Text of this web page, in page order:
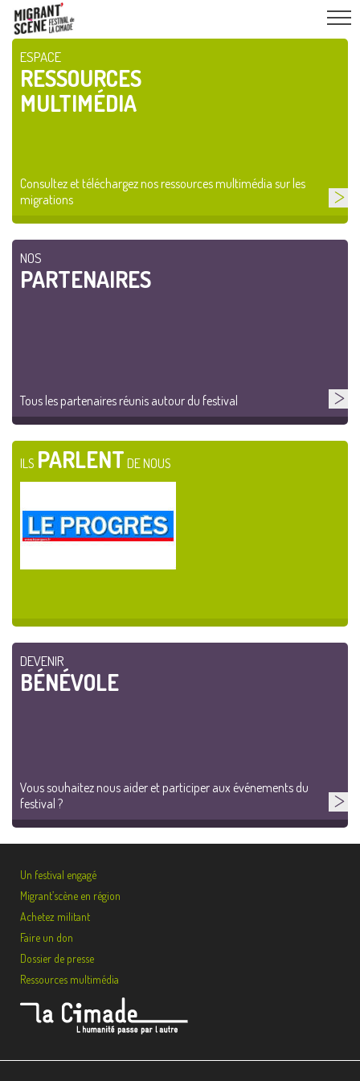
ESPACE
RESSOURCES
MULTIMÉDIA
Consultez et téléchargez nos ressources multimédia sur les
migrations
NOS
PARTENAIRES
Tous les partenaires réunis autour du festival
ILS PARLENT DE NOUS
DEVENIR
BÉNÉVOLE
Vous souhaitez nous aider et participer aux événements du
festival ?
Un festival engagé
Migrant’scène en région
Achetez militant
Faire un don
Dossier de presse
Ressources multimédia